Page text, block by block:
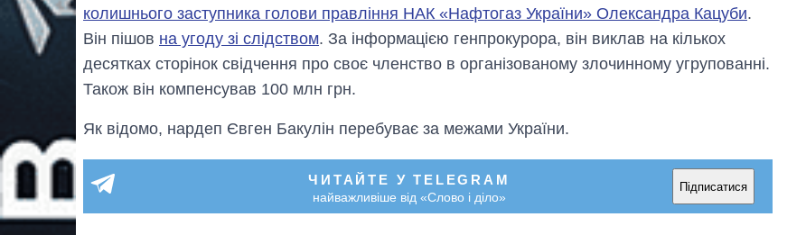
колишнього заступника голови правління НАК «Нафтогаз України» Олександра Кацуби.
Він пішов на угоду зі слідством. За інформацією генпрокурора, він виклав на кількох
десятках сторінок свідчення про своє членство в організованому злочинному угрупованні.
Також він компенсував 100 млн грн.
Як відомо, нардеп Євген Бакулін перебуває за межами України.
ЧИТАЙТЕ У TELEGRAM
найважливіше від «Слово і діло»
Підписатися